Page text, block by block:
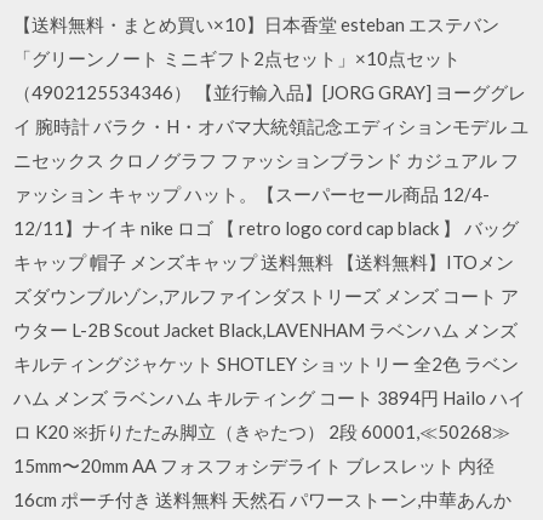
【送料無料・まとめ買い×10】日本香堂 esteban エステバン
「グリーンノート ミニギフト2点セット」×10点セット
（4902125534346） 【並行輸入品】[JORG GRAY] ヨーググレ
イ 腕時計 バラク・H・オバマ大統領記念エディションモデル ユ
ニセックス クロノグラフ ファッションブランド カジュアル フ
ァッション キャップ ハット。【スーパーセール商品 12/4-
12/11】ナイキ nike ロゴ 【 retro logo cord cap black 】 バッグ
キャップ 帽子 メンズキャップ 送料無料 【送料無料】ITOメン
ズダウンブルゾン,アルファインダストリーズ メンズ コート ア
ウター L-2B Scout Jacket Black,LAVENHAM ラベンハム メンズ
キルティングジャケット SHOTLEY ショットリー 全2色 ラベン
ハム メンズ ラベンハム キルティング コート 3894円 Hailo ハイ
ロ K20 ※折りたたみ脚立（きゃたつ） 2段 60001,≪50268≫
15mm〜20mm AA フォスフォシデライト ブレスレット 内径
16cm ポーチ付き 送料無料 天然石 パワーストーン,中華あんか